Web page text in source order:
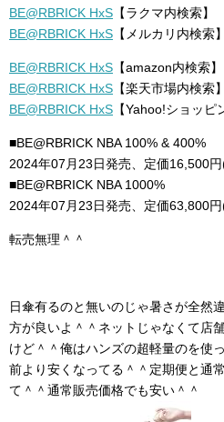
BE@RBRICK HxS 【ラクマ内検索】
BE@RBRICK HxS 【メルカリ内検索】
BE@RBRICK HxS 【amazon内検索】
BE@RBRICK HxS 【楽天市場内検索】
BE@RBRICK HxS 【Yahoo!ショッピ
■BE@RBRICK NBA 100% & 400%
2024年07月23日発売、定価16,500
■BE@RBRICK NBA 1000%
2024年07月23日発売、定価63,800
転売無理＾＾
日傘有るのと無いのじゃ暑さが全然
方が良いよ＾＾ネットじゃなくて店
けど＾＾俺はハンズの超軽量のを使
前より安くなってる＾＾定期便と通
て＾＾通常販売価格でも安い＾＾